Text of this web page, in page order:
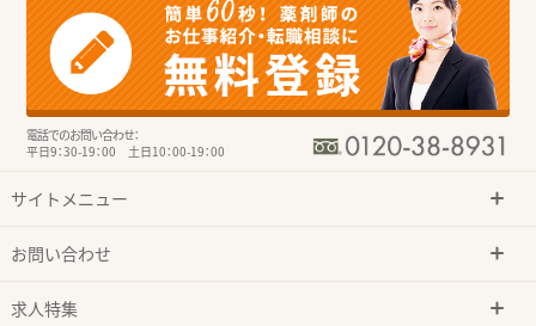
電話でのお問い合わせ：
平日9：30-19：00 土日10：00-19：00
サイトメニュー
お問い合わせ
求人特集